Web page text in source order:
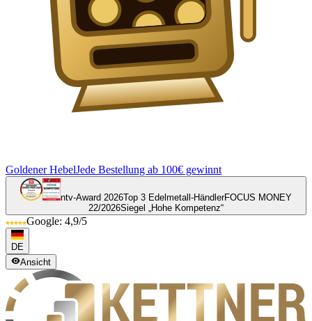
Goldener HebelJede Bestellung ab 100€ gewinnt
ntv-Award 2026Top 3 Edelmetall-HändlerFOCUS MONEY
22/2026Siegel „Hohe Kompetenz“
Google: 4,9/5
DE
Ansicht